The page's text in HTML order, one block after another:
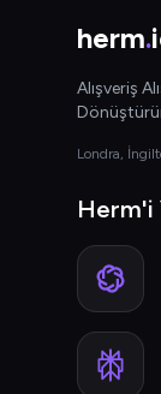
herm.
Alışveriş
Londra,
Herm'i